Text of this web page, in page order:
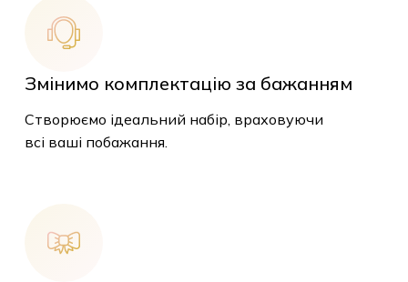
Змінимо комплектацію за бажанням
Створюємо ідеальний набір, враховуючи
всі ваші побажання.